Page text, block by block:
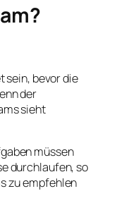
sein, bevor die
der
sieht
müssen
durchlaufen, so
zu empfehlen